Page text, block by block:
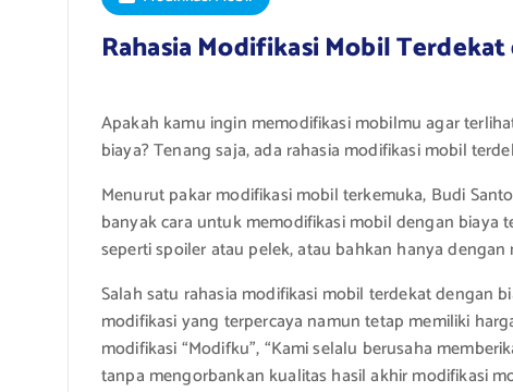
Rahasia Modifikasi Mobil
Apakah kamu ingin memodifikasi mobilmu agar
biaya? Tenang saja, ada rahasia modifikasi mobil
Menurut pakar modifikasi mobil terkemuka, Budi
banyak cara untuk memodifikasi mobil dengan biaya
seperti spoiler atau pelek, atau bahkan hanya
Salah satu rahasia modifikasi mobil terdekat dengan
modifikasi yang terpercaya namun tetap memiliki
modifikasi “Modifku”, “Kami selalu berusaha
tanpa mengorbankan kualitas hasil akhir modifikasi